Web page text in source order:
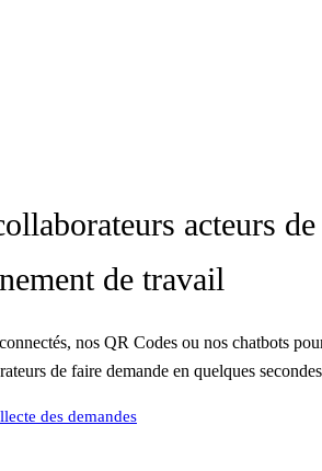
acteurs de
de travail
nos QR Codes ou nos chatbots
de faire demande en quelques
des demandes